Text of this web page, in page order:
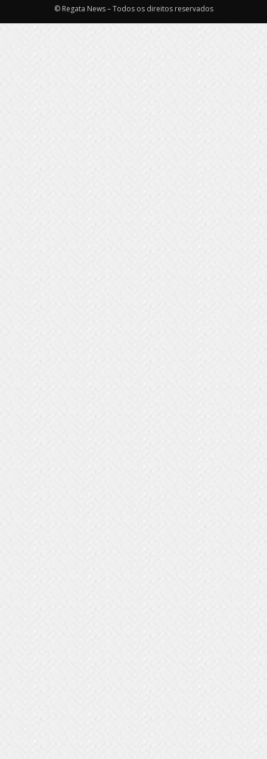
© Regata News – Todos os direitos reservados